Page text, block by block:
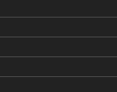
secepat keinginan (sebuah
meyambut pengelola baru,